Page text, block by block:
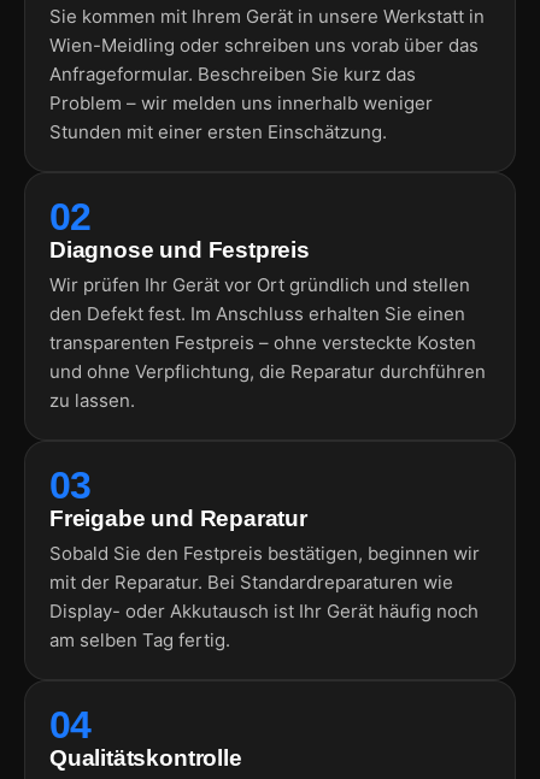
Sie kommen mit Ihrem Gerät in unsere Werkstatt in
Wien-Meidling oder schreiben uns vorab über das
Anfrageformular. Beschreiben Sie kurz das
Problem – wir melden uns innerhalb weniger
Stunden mit einer ersten Einschätzung.
02
Diagnose und Festpreis
Wir prüfen Ihr Gerät vor Ort gründlich und stellen
den Defekt fest. Im Anschluss erhalten Sie einen
transparenten Festpreis – ohne versteckte Kosten
und ohne Verpflichtung, die Reparatur durchführen
zu lassen.
03
Freigabe und Reparatur
Sobald Sie den Festpreis bestätigen, beginnen wir
mit der Reparatur. Bei Standardreparaturen wie
Display- oder Akkutausch ist Ihr Gerät häufig noch
am selben Tag fertig.
04
Qualitätskontrolle